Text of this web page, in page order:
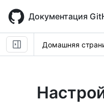
main
content
Документация
Домашняя